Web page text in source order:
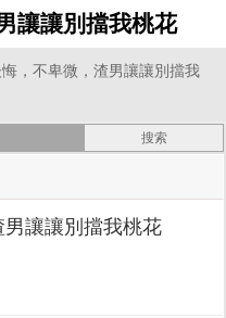
讓讓別擋我桃花
悔，不卑微，渣男讓讓別擋我
讓讓別擋我桃花